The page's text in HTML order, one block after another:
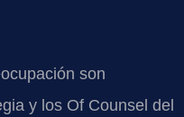
son
y los Of Counsel del